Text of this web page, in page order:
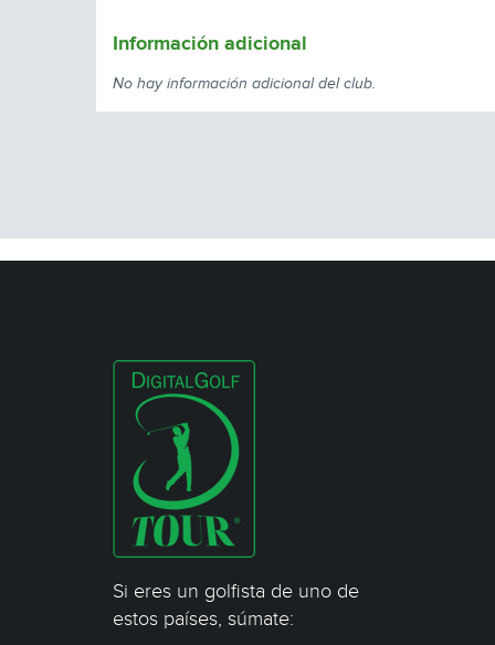
Información adicional
No hay información adicional del club.
Si eres un golfista de uno de
estos países, súmate: